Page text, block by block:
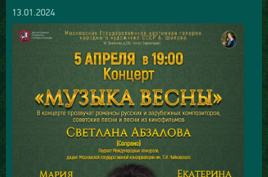
13.01.2024